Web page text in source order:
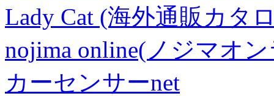
Lady Cat (海外通販カタ
nojima online(ノジマオ
カーセンサーnet